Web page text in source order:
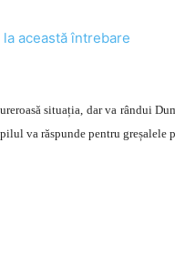
la această întrebare
situația, dar va rândui
va răspunde pentru